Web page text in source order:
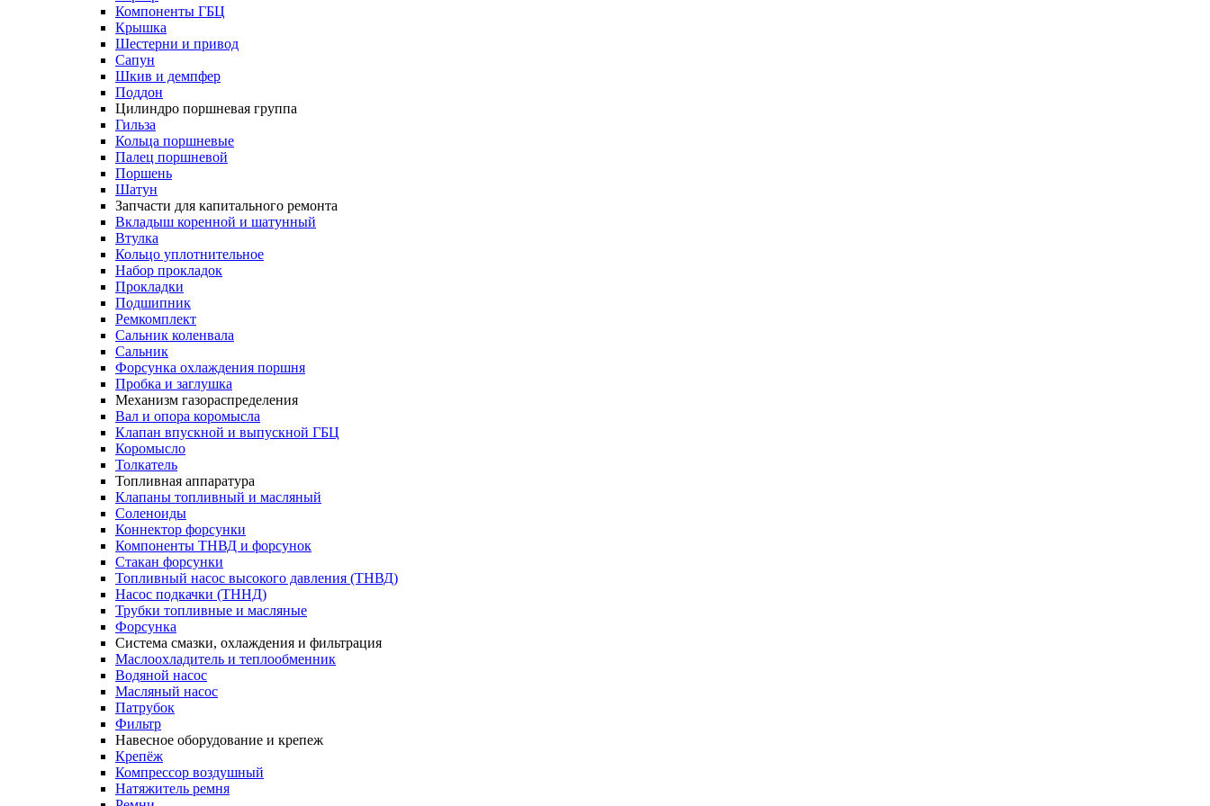
Компоненты ГБЦ
Крышка
Шестерни и привод
Сапун
Шкив и демпфер
Поддон
Цилиндро поршневая группа
Гильза
Кольца поршневые
Палец поршневой
Поршень
Шатун
Запчасти для капитального ремонта
Вкладыш коренной и шатунный
Втулка
Кольцо уплотнительное
Набор прокладок
Прокладки
Подшипник
Ремкомплект
Сальник коленвала
Сальник
Форсунка охлаждения поршня
Пробка и заглушка
Механизм газораспределения
Вал и опора коромысла
Клапан впускной и выпускной ГБЦ
Коромысло
Толкатель
Топливная аппаратура
Клапаны топливный и масляный
Соленоиды
Коннектор форсунки
Компоненты ТНВД и форсунок
Стакан форсунки
Топливный насос высокого давления (ТНВД)
Насос подкачки (ТННД)
Трубки топливные и масляные
Форсунка
Система смазки, охлаждения и фильтрация
Маслоохладитель и теплообменник
Водяной насос
Масляный насос
Патрубок
Фильтр
Навесное оборудование и крепеж
Крепёж
Компрессор воздушный
Натяжитель ремня